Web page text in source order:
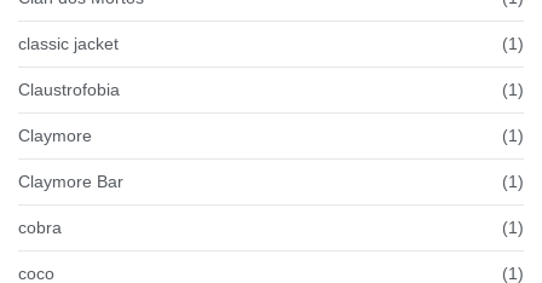
classic jacket (1)
Claustrofobia (1)
Claymore (1)
Claymore Bar (1)
cobra (1)
coco (1)